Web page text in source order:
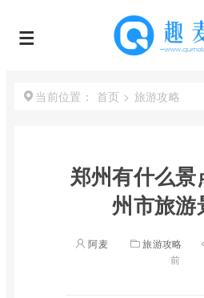
当前位置： 首页 > 旅游攻略
郑州有什么
州市旅游
阿麦 旅游攻略
前